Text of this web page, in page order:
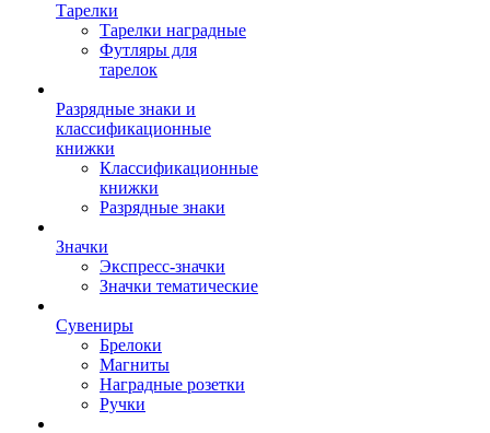
Тарелки
Тарелки наградные
Футляры для
тарелок
Разрядные знаки и
классификационные
книжки
Классификационные
книжки
Разрядные знаки
Значки
Экспресс-значки
Значки тематические
Сувениры
Брелоки
Магниты
Наградные розетки
Ручки